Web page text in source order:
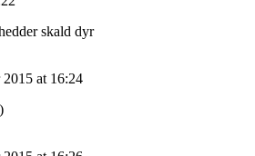
skald dyr
2015 at 16:24